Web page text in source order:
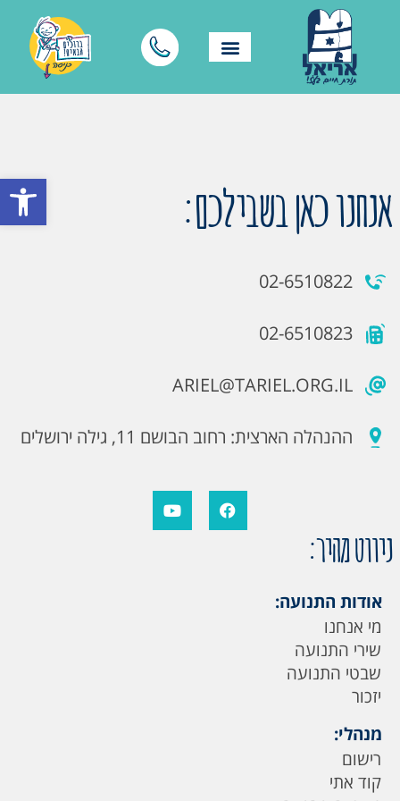
פתח אנחנו כאן בשבילכם:
02-6510822
02-6510823
ARIEL@TARIEL.ORG.IL
ההנהלה הארצית: רחוב הבושם 11, גילה ירושלים
ניווט מהיר:
אודות התנועה:
מי אנחנו
שירי התנועה
שבטי התנועה
יזכור
מנהלי:
רישום
קוד אתי